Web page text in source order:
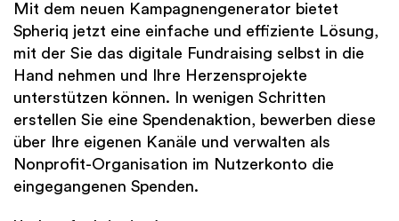
Mit dem neuen Kampagnengenerator bietet
Spheriq jetzt eine einfache und effiziente Lösung,
mit der Sie das digitale Fundraising selbst in die
Hand nehmen und Ihre Herzensprojekte
unterstützen können. In wenigen Schritten
erstellen Sie eine Spendenaktion, bewerben diese
über Ihre eigenen Kanäle und verwalten als
Nonprofit-Organisation im Nutzerkonto die
eingegangenen Spenden.